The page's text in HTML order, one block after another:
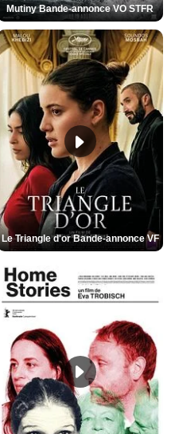
Mutiny Bande-annonce VO STFR
Le Triangle d'or Bande-annonce VF